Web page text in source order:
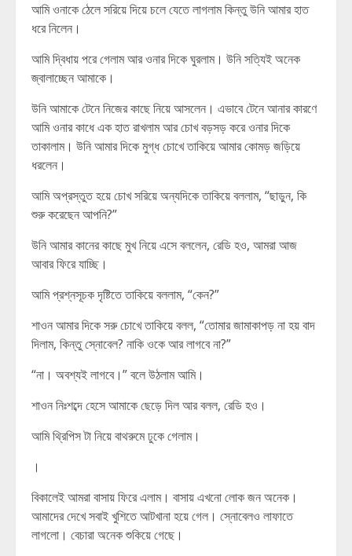
আমি ওনাকে ঠেলে সরিয়ে দিয়ে চলে যেতে লাগলাম কিন্তু উনি আমার হাত
ধরে নিলেন।
আমি দ্বিধায় পরে গেলাম আর ওনার দিকে ঘুরলাম। উনি সত্যিই অনেক
জ্বালাচ্ছেন আমাকে।
উনি আমাকে টেনে নিজের কাছে নিয়ে আসলেন। এভাবে টেনে আনার কারণে
আমি ওনার কাধে এক হাত রাখলাম আর চোখ বড়সড় করে ওনার দিকে
তাকালাম। উনি আমার দিকে মুগ্ধ চোখে তাকিয়ে আমার কোমড় জড়িয়ে
ধরলেন।
আমি অপ্রস্তুত হয়ে চোখ সরিয়ে অন্যদিকে তাকিয়ে বললাম, “ছাড়ুন, কি
শুরু করেছেন আপনি?”
উনি আমার কানের কাছে মুখ নিয়ে এসে বললেন, রেডি হও, আমরা আজ
আবার ফিরে যাচ্ছি।
আমি প্রশ্নসূচক দৃষ্টিতে তাকিয়ে বললাম, “কেন?”
শাওন আমার দিকে সরু চোখে তাকিয়ে বলল, “তোমার জামাকাপড় না হয় বাদ
দিলাম, কিন্তু স্নোবেল? নাকি ওকে আর লাগবে না?”
“না। অবশ্যই লাগবে।” বলে উঠলাম আমি।
শাওন নিঃশব্দে হেসে আমাকে ছেড়ে দিল আর বলল, রেডি হও।
আমি থ্রিপিস টা নিয়ে বাথরুমে ঢুকে গেলাম।
।
বিকালেই আমরা বাসায় ফিরে এলাম। বাসায় এখনো লোক জন অনেক।
আমাদের দেখে সবাই খুশিতে আটখানা হয়ে গেল। স্নোবেলও লাফাতে
লাগলো। বেচারা অনেক শুকিয়ে গেছে।